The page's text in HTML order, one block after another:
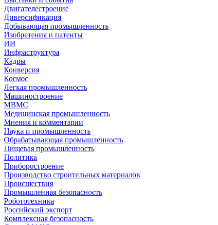
Двигателестроение
Диверсификация
Добывающая промышленность
Изобретения и патенты
ИИ
Инфраструктура
Кадры
Конверсия
Космос
Легкая промышленность
Машиностроение
МВМС
Медицинская промышленность
Мнения и комментарии
Наука и промышленность
Обрабатывающая промышленность
Пищевая промышленность
Политика
Приборостроение
Производство строительных материалов
Происшествия
Промышленная безопасность
Робототехника
Российский экспорт
Комплексная безопасность